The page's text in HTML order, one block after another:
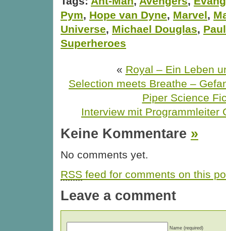
Pym, Hope van Dyne, Marvel,
Universe, Michael Douglas,
Superheroes
« Royal – Ein Leben
Selection meets Breathe –
Piper Science
Interview mit Programmleiter
Keine Kommentare »
No comments yet.
RSS feed for comments on this
Leave a comment
Name (required)